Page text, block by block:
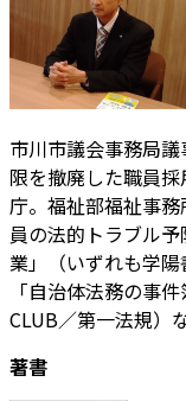
市川市議会事務局
限を撤廃した職員
庁。福祉部福祉事
員の法的トラブル
業」（いずれも学陽
「自治体法務の事
CLUB／第一法規）
著書